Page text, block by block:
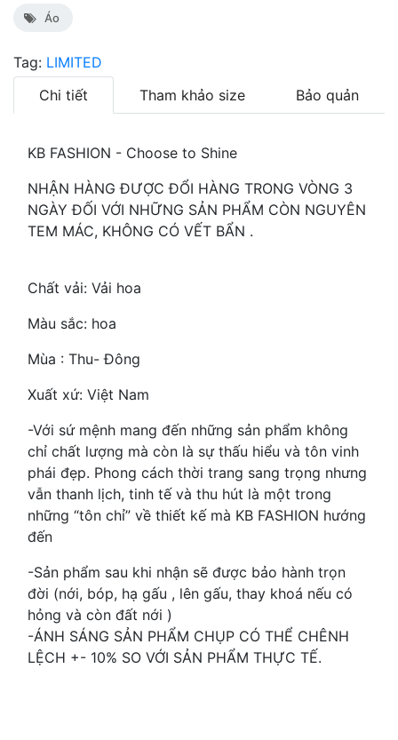
Áo
Tag: LIMITED
Chi tiết
Tham khảo size Bảo quản
KB FASHION - Choose to Shine
NHẬN HÀNG ĐƯỢC ĐỔI HÀNG TRONG VÒNG 3
NGÀY ĐỐI VỚI NHỮNG SẢN PHẨM CÒN NGUYÊN
TEM MÁC, KHÔNG CÓ VẾT BẨN .
Chất vải: Vải hoa
Màu sắc: hoa
Mùa : Thu- Đông
Xuất xứ: Việt Nam
-Với sứ mệnh mang đến những sản phẩm không
chỉ chất lượng mà còn là sự thấu hiểu và tôn vinh
phái đẹp. Phong cách thời trang sang trọng nhưng
vẫn thanh lịch, tinh tế và thu hút là một trong
những “tôn chỉ” về thiết kế mà KB FASHION hướng
đến
-Sản phẩm sau khi nhận sẽ được bảo hành trọn
đời (nới, bóp, hạ gấu , lên gấu, thay khoá nếu có
hỏng và còn đất nới )
-ÁNH SÁNG SẢN PHẨM CHỤP CÓ THỂ CHÊNH
LỆCH +- 10% SO VỚI SẢN PHẨM THỰC TẾ.